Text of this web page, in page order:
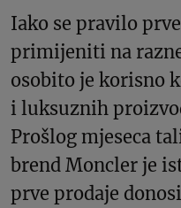
Iako se pravilo
primijeniti na
osobito je korisno
i luksuznih
Prošlog mjeseca
brend Moncler je
prve prodaje